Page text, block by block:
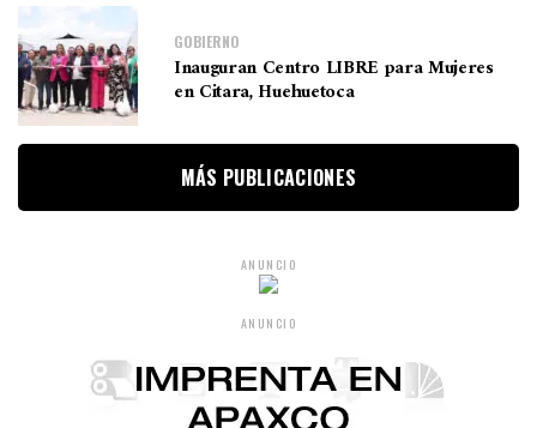
GOBIERNO
Inauguran Centro LIBRE para Mujeres
en Citara, Huehuetoca
MÁS PUBLICACIONES
ANUNCIO
ANUNCIO